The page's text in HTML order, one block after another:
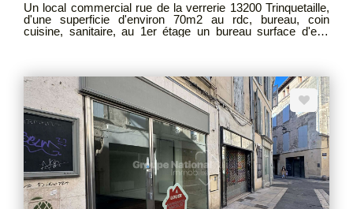
Un local commercial rue de la verrerie 13200 Trinquetaille,
d'une superficie d'environ 70m2 au rdc, bureau, coin
cuisine, sanitaire, au 1er étage un bureau surface d'env
GARANTIE : 2200 EUROS